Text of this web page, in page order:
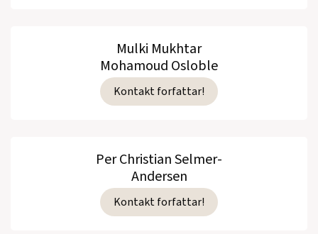
Mulki Mukhtar
Mohamoud Osloble
Kontakt forfattar!
Per Christian Selmer-
Andersen
Kontakt forfattar!